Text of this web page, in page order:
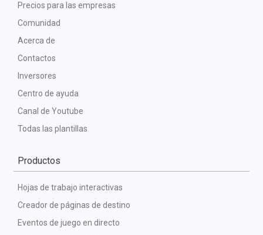
Precios para las empresas
Comunidad
Acerca de
Contactos
Inversores
Centro de ayuda
Canal de Youtube
Todas las plantillas
Productos
Hojas de trabajo interactivas
Creador de páginas de destino
Eventos de juego en directo